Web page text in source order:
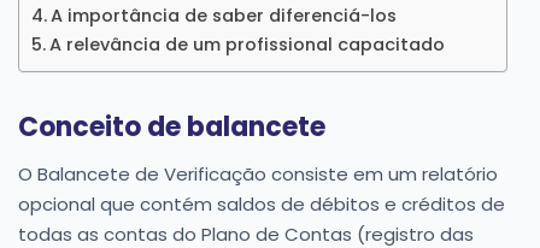
A importância de saber diferenciá-los
A relevância de um profissional capacitado
Conceito de balancete
O Balancete de Verificação consiste em um relatório
opcional que contém saldos de débitos e créditos de
todas as contas do Plano de Contas (registro das